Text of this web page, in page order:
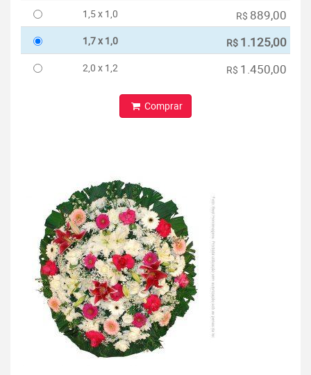
1,5 x 1,0
R$ 889,00
1,7 x 1,0 R$ 1.125,00
2,0 x 1,2 R$ 1.450,00
Comprar